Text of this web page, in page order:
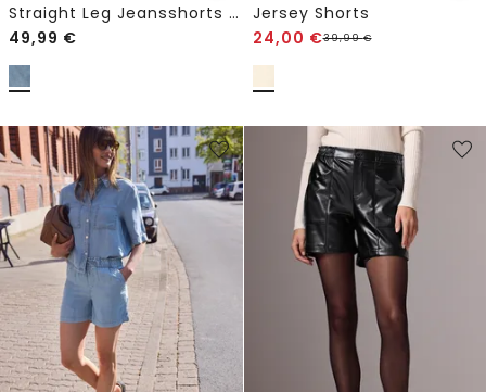
Straight Leg Jeansshorts im Casual Fit
49,99 €
Jersey Shorts
24,00 €39,99€